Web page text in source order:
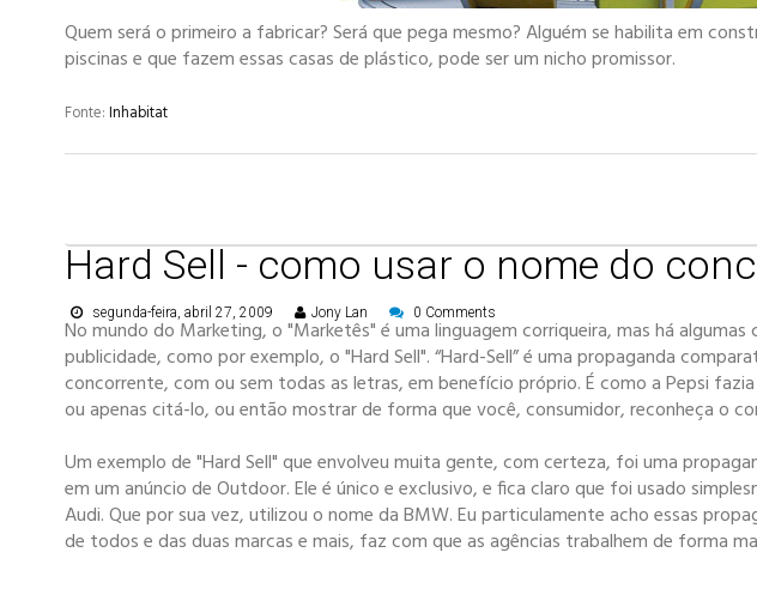
Quem será o primeiro a fabricar? Será que pega mesmo? Alguém se habilita em
piscinas e que fazem essas casas de plástico, pode ser um nicho promissor.
Fonte: Inhabitat
Hard Sell - como usar o nome do
segunda-feira, abril 27, 2009 Jony Lan 0 Comments
No mundo do Marketing, o "Marketês" é uma linguagem corriqueira, mas há
publicidade, como por exemplo, o "Hard Sell". “Hard-Sell” é uma propaganda
concorrente, com ou sem todas as letras, em benefício próprio. É como a Pepsi
ou apenas citá-lo, ou então mostrar de forma que você, consumidor, reconheça o
Um exemplo de "Hard Sell" que envolveu muita gente, com certeza, foi uma
em um anúncio de Outdoor. Ele é único e exclusivo, e fica claro que foi usado
Audi. Que por sua vez, utilizou o nome da BMW. Eu particulamente acho essas
de todos e das duas marcas e mais, faz com que as agências trabalhem de forma